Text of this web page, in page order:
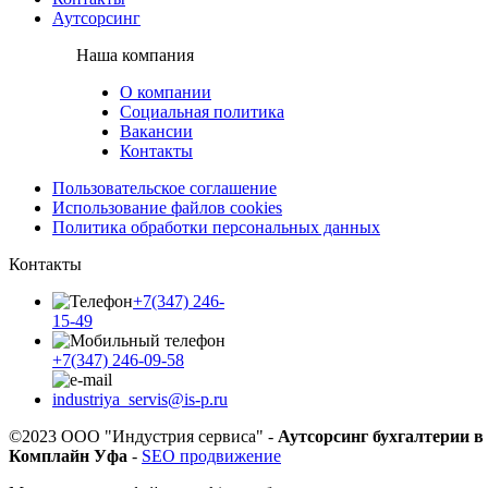
Аутсорсинг
Наша компания
О компании
Социальная политика
Вакансии
Контакты
Пользовательское соглашение
Использование файлов cookies
Политика обработки персональных данных
Контакты
+7(347) 246-
15-49
+7(347) 246-09-58
industriya_servis@is-p.ru
©2023 ООО "Индустрия сервиса" - Аутсорсинг бухгалтерии
Комплайн Уфа - SEO продвижение